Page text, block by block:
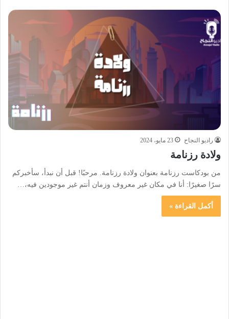
راديو النجاح 23 مايو، 2024
ولادة رزنامة
من بودكاست رزنامة بعنوان ولادة رزنامة. مرحبًا! قبل أن نبدأ، سأخبركم
سرًا صغيرًا: أنا في مكان غير معروف وزمان أنتم غير موجودين فيه،…
أكمل القراءة »